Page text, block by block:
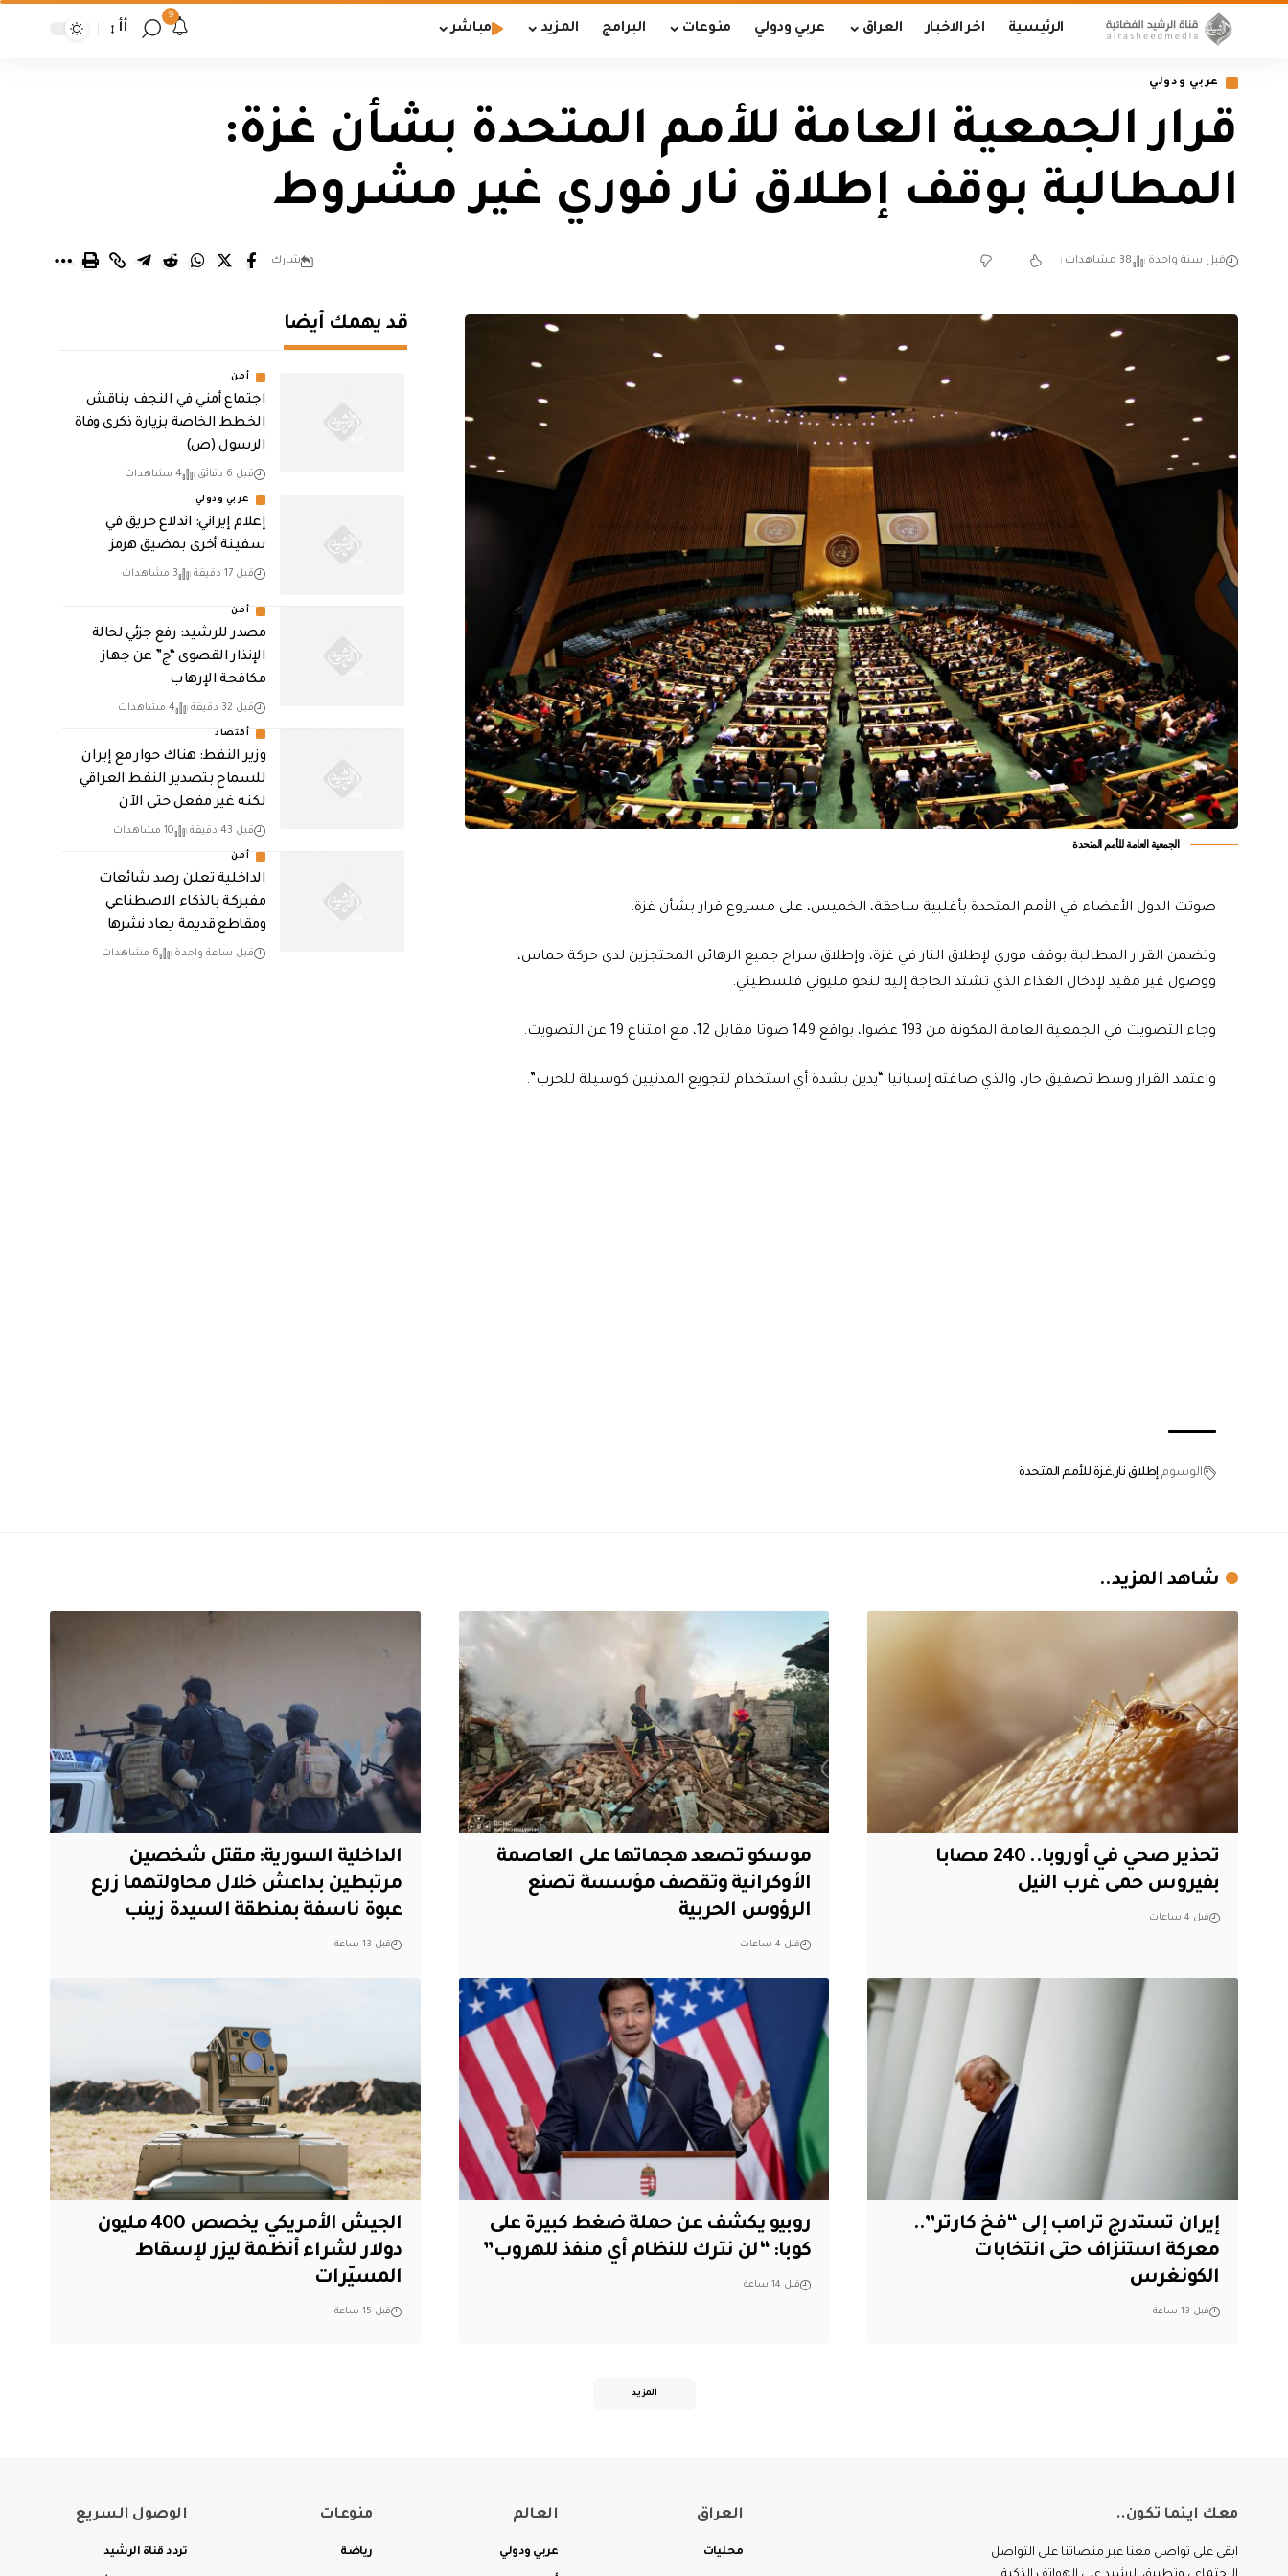
الرئيسية اخر الاخبار العراق عربي ودولي منوعات البرامج المزيد مباشر
9
أأ
عربي ودولي
قرار الجمعية العامة للأمم المتحدة بشأن غزة:
المطالبة بوقف إطلاق نار فوري غير مشروط
قبل سنة واحدة 38 مشاهدات شارك
الجمعية العامة للأمم المتحدة
صوتت الدول الأعضاء في الأمم المتحدة بأغلبية ساحقة، الخميس، على مسروع قرار بشأن غزة.
وتضمن القرار المطالبة بوقف فوري لإطلاق النار في غزة، وإطلاق سراح جميع الرهائن المحتجزين لدى حركة حماس،
ووصول غير مقيد لإدخال الغذاء الذي تشتد الحاجة إليه لنحو مليوني فلسطيني.
وجاء التصويت في الجمعية العامة المكونة من 193 عضوا، بواقع 149 صوتا مقابل 12، مع امتناع 19 عن التصويت.
واعتمد القرار وسط تصفيق حار، والذي صاغته إسبانيا “يدين بشدة أي استخدام لتجويع المدنيين كوسيلة للحرب”.
الوسوم إطلاق نارغزة للأمم المتحدة
قد يهمك أيضا
أمن
اجتماع أمني في النجف يناقش
الخطط الخاصة بزيارة ذكرى وفاة
الرسول (ص)
قبل 6 دقائق 4 مشاهدات
عربي ودولي
إعلام إيراني: اندلاع حريق في
سفينة أخرى بمضيق هرمز
قبل 17 دقيقة 3 مشاهدات
أمن
مصدر للرشيد: رفع جزئي لحالة
الإنذار القصوى “ج” عن جهاز
مكافحة الإرهاب
قبل 32 دقيقة 4 مشاهدات
أقتصاد
وزير النفط: هناك حوار مع إيران
للسماح بتصدير النفط العراقي
لكنه غير مفعل حتى الآن
قبل 43 دقيقة 10 مشاهدات
أمن
الداخلية تعلن رصد شائعات
مفبركة بالذكاء الاصطناعي
ومقاطع قديمة يعاد نشرها
قبل ساعة واحدة 6 مشاهدات
شاهد المزيد..
تحذير صحي في أوروبا.. 240 مصابا
بفيروس حمى غرب النيل
قبل 4 ساعات
موسكو تصعد هجماتها على العاصمة
الأوكرانية وتقصف مؤسسة تصنع
الرؤوس الحربية
قبل 4 ساعات
الداخلية السورية: مقتل شخصين
مرتبطين بداعش خلال محاولتهما زرع
عبوة ناسفة بمنطقة السيدة زينب
قبل 13 ساعة
إيران تستدرج ترامب إلى “فخ كارتر”..
معركة استنزاف حتى انتخابات
الكونغرس
قبل 13 ساعة
روبيو يكشف عن حملة ضغط كبيرة على
كوبا: “لن نترك للنظام أي منفذ للهروب”
قبل 14 ساعة
الجيش الأمريكي يخصص 400 مليون
دولار لشراء أنظمة ليزر لإسقاط
المسيّرات
قبل 15 ساعة
المزيد
معك اينما تكون..
ابقى على تواصل معنا عبر منصاتنا على التواصل
العراق
محليات
العالم
عربي ودولي
منوعات
رياضة
الوصول السريع
تردد قناة الرشيد